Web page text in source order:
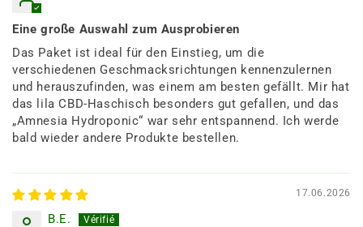
Eine große Auswahl zum Ausprobieren
Das Paket ist ideal für den Einstieg, um die
verschiedenen Geschmacksrichtungen kennenzulernen
und herauszufinden, was einem am besten gefällt. Mir hat
das lila CBD-Haschisch besonders gut gefallen, und das
„Amnesia Hydroponic“ war sehr entspannend. Ich werde
bald wieder andere Produkte bestellen.
17.06.2026
B.E.